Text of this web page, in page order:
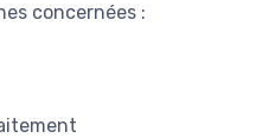
concernées :